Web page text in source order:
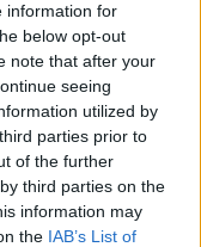
information for
below opt-out
note that after your
seeing
utilized by
parties prior to
of the further
third parties on the
information may
the IAB’s List of